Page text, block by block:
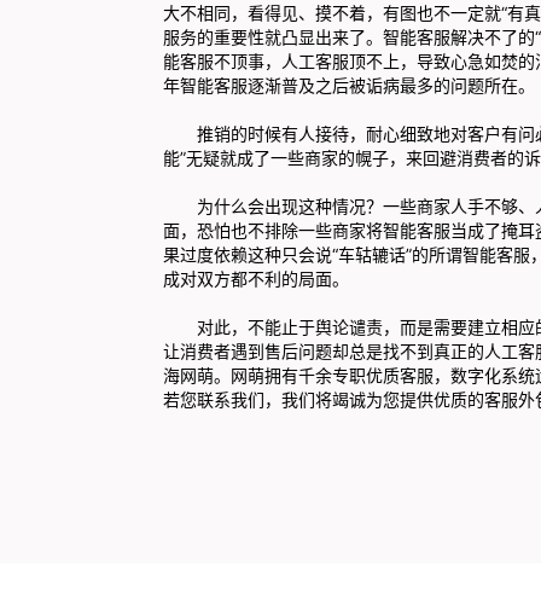
大不相同，看得见、摸不着，有图也不一定就“有
服务的重要性就凸显出来了。智能客服解决不了的
能客服不顶事，人工客服顶不上，导致心急如焚
年智能客服逐渐普及之后被诟病最多的问题所在。
推销的时候有人接待，耐心细致地对客户有问
能”无疑就成了一些商家的幌子，来回避消费者的
为什么会出现这种情况？一些商家人手不够、
面，恐怕也不排除一些商家将智能客服当成了掩
果过度依赖这种只会说“车轱辘话”的所谓智能客
成对双方都不利的局面。
对此，不能止于舆论谴责，而是需要建立相应
让消费者遇到售后问题却总是找不到真正的人工
海网萌。网萌拥有千余专职优质客服，数字化系
若您联系我们，我们将竭诚为您提供优质的客服